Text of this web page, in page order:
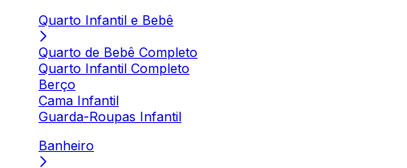
Quarto Infantil e Bebê
Quarto de Bebê Completo
Quarto Infantil Completo
Berço
Cama Infantil
Guarda-Roupas Infantil
Banheiro